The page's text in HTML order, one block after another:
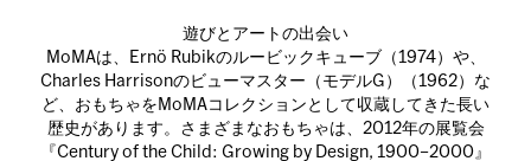
遊びとアートの出会い
MoMAは、Ernö Rubikのルービックキューブ（1974）や、
Charles Harrisonのビューマスター（モデルG）（1962）な
ど、おもちゃをMoMAコレクションとして収蔵してきた長い
歴史があります。さまざまなおもちゃは、2012年の展覧会
『Century of the Child: Growing by Design, 1900–2000』